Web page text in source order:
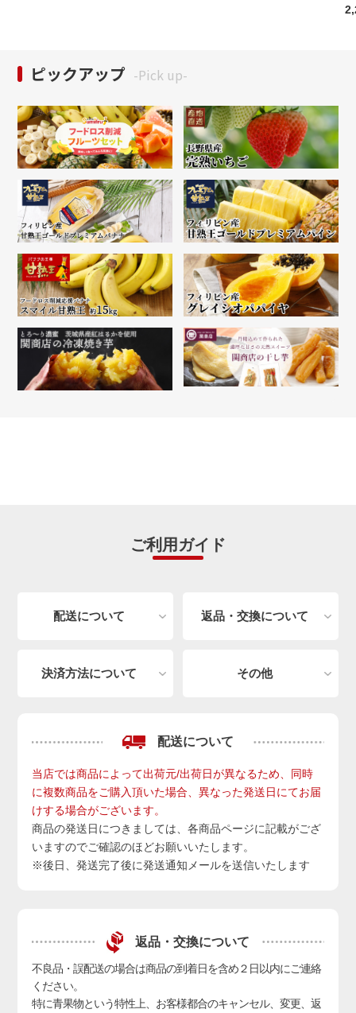
ピックアップ -Pick up-
ご利用ガイド
配送について 返品・交換について
決済方法について その他
配送について
当店では商品によって出荷元/出荷日が異なるため、同時
に複数商品をご購入頂いた場合、異なった発送日にてお届
けする場合がございます。
商品の発送日につきましては、各商品ページに記載がござ
いますのでご確認のほどお願いいたします。
※後日、発送完了後に発送通知メールを送信いたします
返品・交換について
不良品・誤配送の場合は商品の到着日を含め２日以内にご連絡
ください。
特に青果物という特性上、お客様都合のキャンセル、変更、返